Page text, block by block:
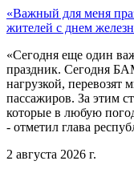
«Важный для меня
жителей с днем
«Сегодня еще один
праздник. Сегодня
нагрузкой,
пассажиров. За этим
которые в любую
- отметил глава
2 августа 2026 г.